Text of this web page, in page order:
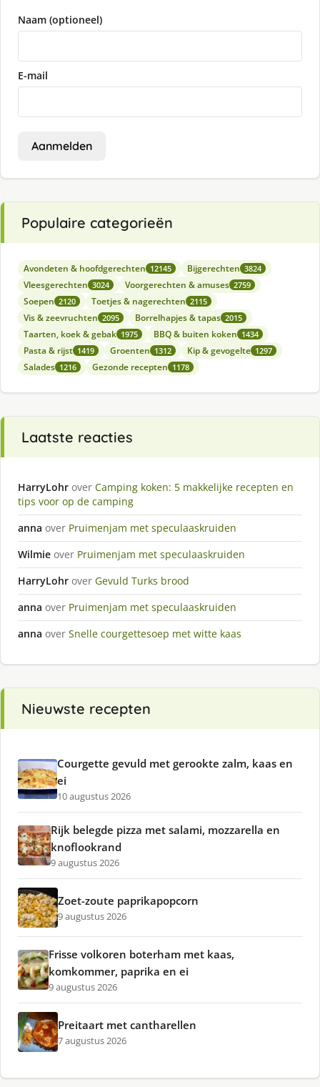
Naam (optioneel)
E-mail
Aanmelden
Populaire categorieën
Avondeten & hoofdgerechten 12145 Bijgerechten 3824
Vleesgerechten 3024 Voorgerechten & amuses 2759
Soepen 2120 Toetjes & nagerechten 2115
Vis & zeevruchten 2095 Borrelhapjes & tapas 2015
Taarten, koek & gebak 1975 BBQ & buiten koken 1434
Pasta & rijst 1419 Groenten 1312 Kip & gevogelte 1297
Salades 1216 Gezonde recepten 1178
Laatste reacties
HarryLohr over Camping koken: 5 makkelijke recepten en
tips voor op de camping
anna over Pruimenjam met speculaaskruiden
Wilmie over Pruimenjam met speculaaskruiden
HarryLohr over Gevuld Turks brood
anna over Pruimenjam met speculaaskruiden
anna over Snelle courgettesoep met witte kaas
Nieuwste recepten
Courgette gevuld met gerookte zalm, kaas en
ei
10 augustus 2026
Rijk belegde pizza met salami, mozzarella en
knoflookrand
9 augustus 2026
Zoet-zoute paprikapopcorn
9 augustus 2026
Frisse volkoren boterham met kaas,
komkommer, paprika en ei
9 augustus 2026
Preitaart met cantharellen
7 augustus 2026